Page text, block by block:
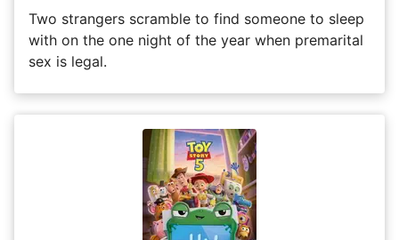
Two strangers scramble to find someone to sleep
with on the one night of the year when premarital
sex is legal.